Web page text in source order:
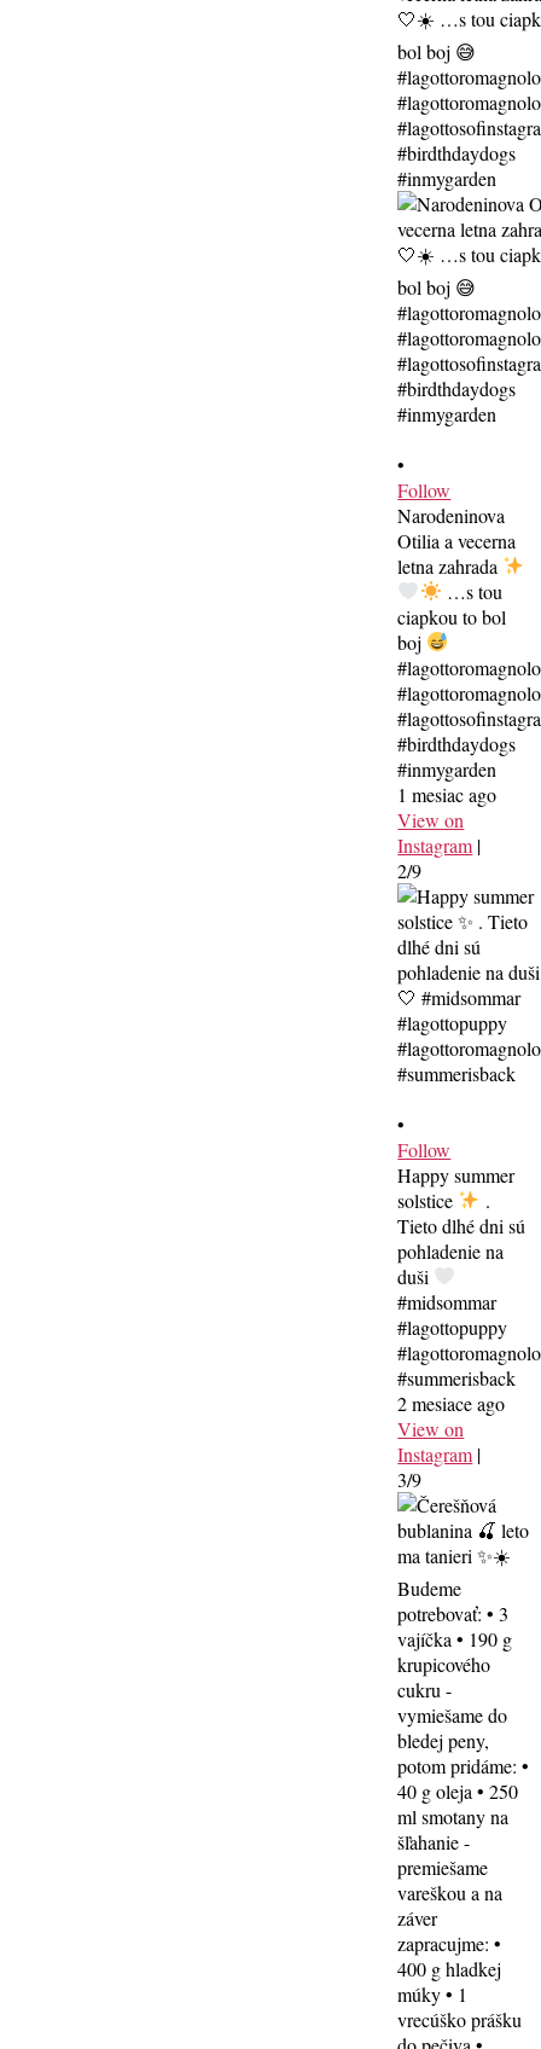
•
Follow
Narodeninova
Otilia a vecerna
letna zahrada
…s tou
ciapkou to bol
boj
#birdthdaydogs
#inmygarden
1 mesiac ago
View on
Instagram |
2/9
•
Follow
Happy summer
solstice
.
Tieto dlhé dni sú
pohladenie na
duši
#midsommar
#lagottopuppy
#lagottoromagnolo
#summerisback
2 mesiace ago
View on
Instagram |
3/9